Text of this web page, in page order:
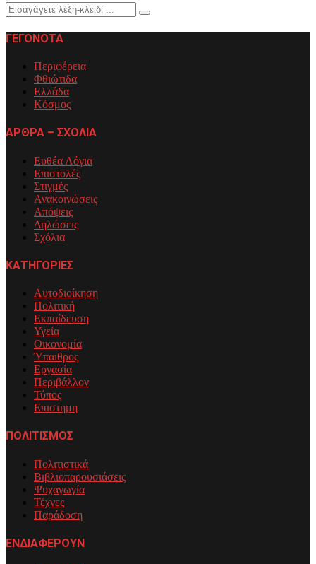
Search
for:
Search
ΓΕΓΟΝΟΤΑ
Περιφέρεια
Φθιώτιδα
Ελλάδα
Κόσμος
ΑΡΘΡΑ – ΣΧΟΛΙΑ
Ευθέα Λόγια
Επιστολές
Στιγμές
Ανακοινώσεις
Απόψεις
Δηλώσεις
Σχόλια
ΚΑΤΗΓΟΡΙΕΣ
Αυτοδιοίκηση
Πολιτική
Εκπαίδευση
Υγεία
Οικονομία
Ύπαιθρος
Εργασία
Περιβάλλον
Τύπος
Επιστημη
ΠΟΛΙΤΙΣΜΟΣ
Πολιτιστικά
Βιβλιοπαρουσιάσεις
Ψυχαγωγία
Τέχνες
Παράδοση
ΕΝΔΙΑΦΕΡΟΥΝ